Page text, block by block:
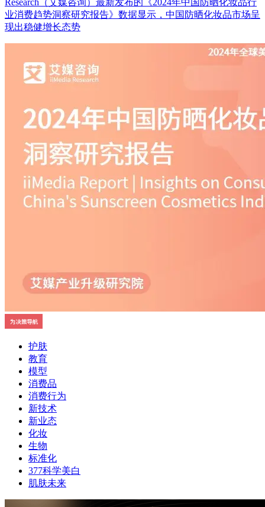
Research（艾媒咨询）最新发布的《2024年中国防晒化妆品行
业消费趋势洞察研究报告》数据显示，中国防晒化妆品市场呈
现出稳健增长态势
护肤
教育
模型
消费品
消费行为
新技术
新业态
化妆
生物
标准化
377科学美白
肌肤未来